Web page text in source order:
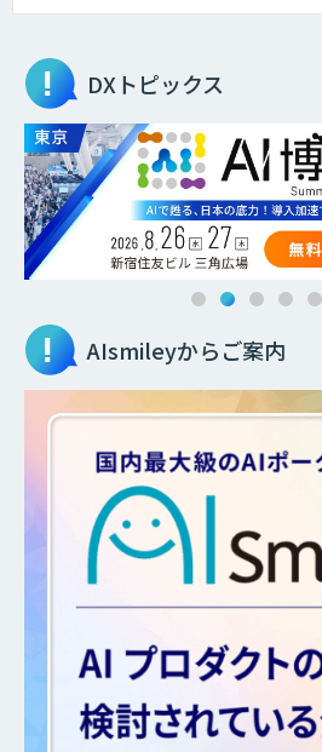
DXトピックス
AIsmileyからご案内